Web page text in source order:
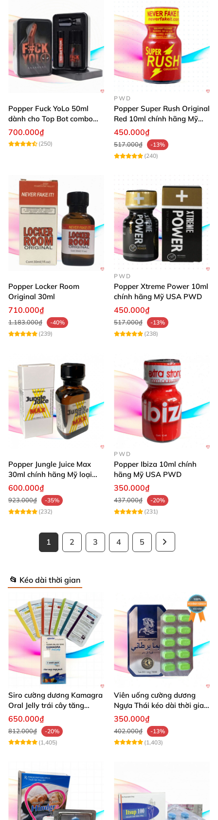
Popper Fuck YoLo 50ml
dành cho Top Bot combo
hộp thiếc 40ml + 10ml
700.000₫
(250)
PWD
Popper Super Rush Original
Red 10ml chính hãng Mỹ
USA PWD
450.000₫
517.000₫
-13%
(240)
Popper Locker Room
Original 30ml
710.000₫
1.183.000₫
-40%
(239)
PWD
Popper Xtreme Power 10ml
chính hãng Mỹ USA PWD
450.000₫
517.000₫
-13%
(238)
Popper Jungle Juice Max
30ml chính hãng Mỹ loại
mạnh cho Top Bot
600.000₫
923.000₫
-35%
(232)
PWD
Popper Ibiza 10ml chính
hãng Mỹ USA PWD
350.000₫
437.000₫
-20%
(231)
1 2 3 4 5
📂 Kéo dài thời gian
Siro cường dương Kamagra
Oral Jelly trái cây tăng
cường sinh lý nam
650.000₫
812.000₫
-20%
(1,405)
Viên uống cường dương
Ngựa Thái kéo dài thời gian
quan hệ
350.000₫
402.000₫
-13%
(1,403)